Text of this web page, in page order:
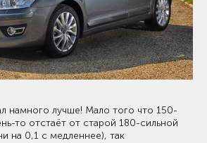
намного лучше! Мало того что 150-
то отстаёт от старой 180-сильной
на 0,1 с медленнее), так